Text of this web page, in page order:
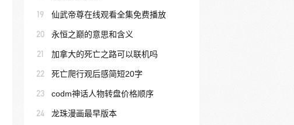
19 仙武帝尊在线观看全集免费播放
20 永恒之巅的意思和含义
21 加拿大的死亡之路可以联机吗
22 死亡爬行观后感简短20字
23 codm神话人物转盘价格顺序
24 龙珠漫画最早版本